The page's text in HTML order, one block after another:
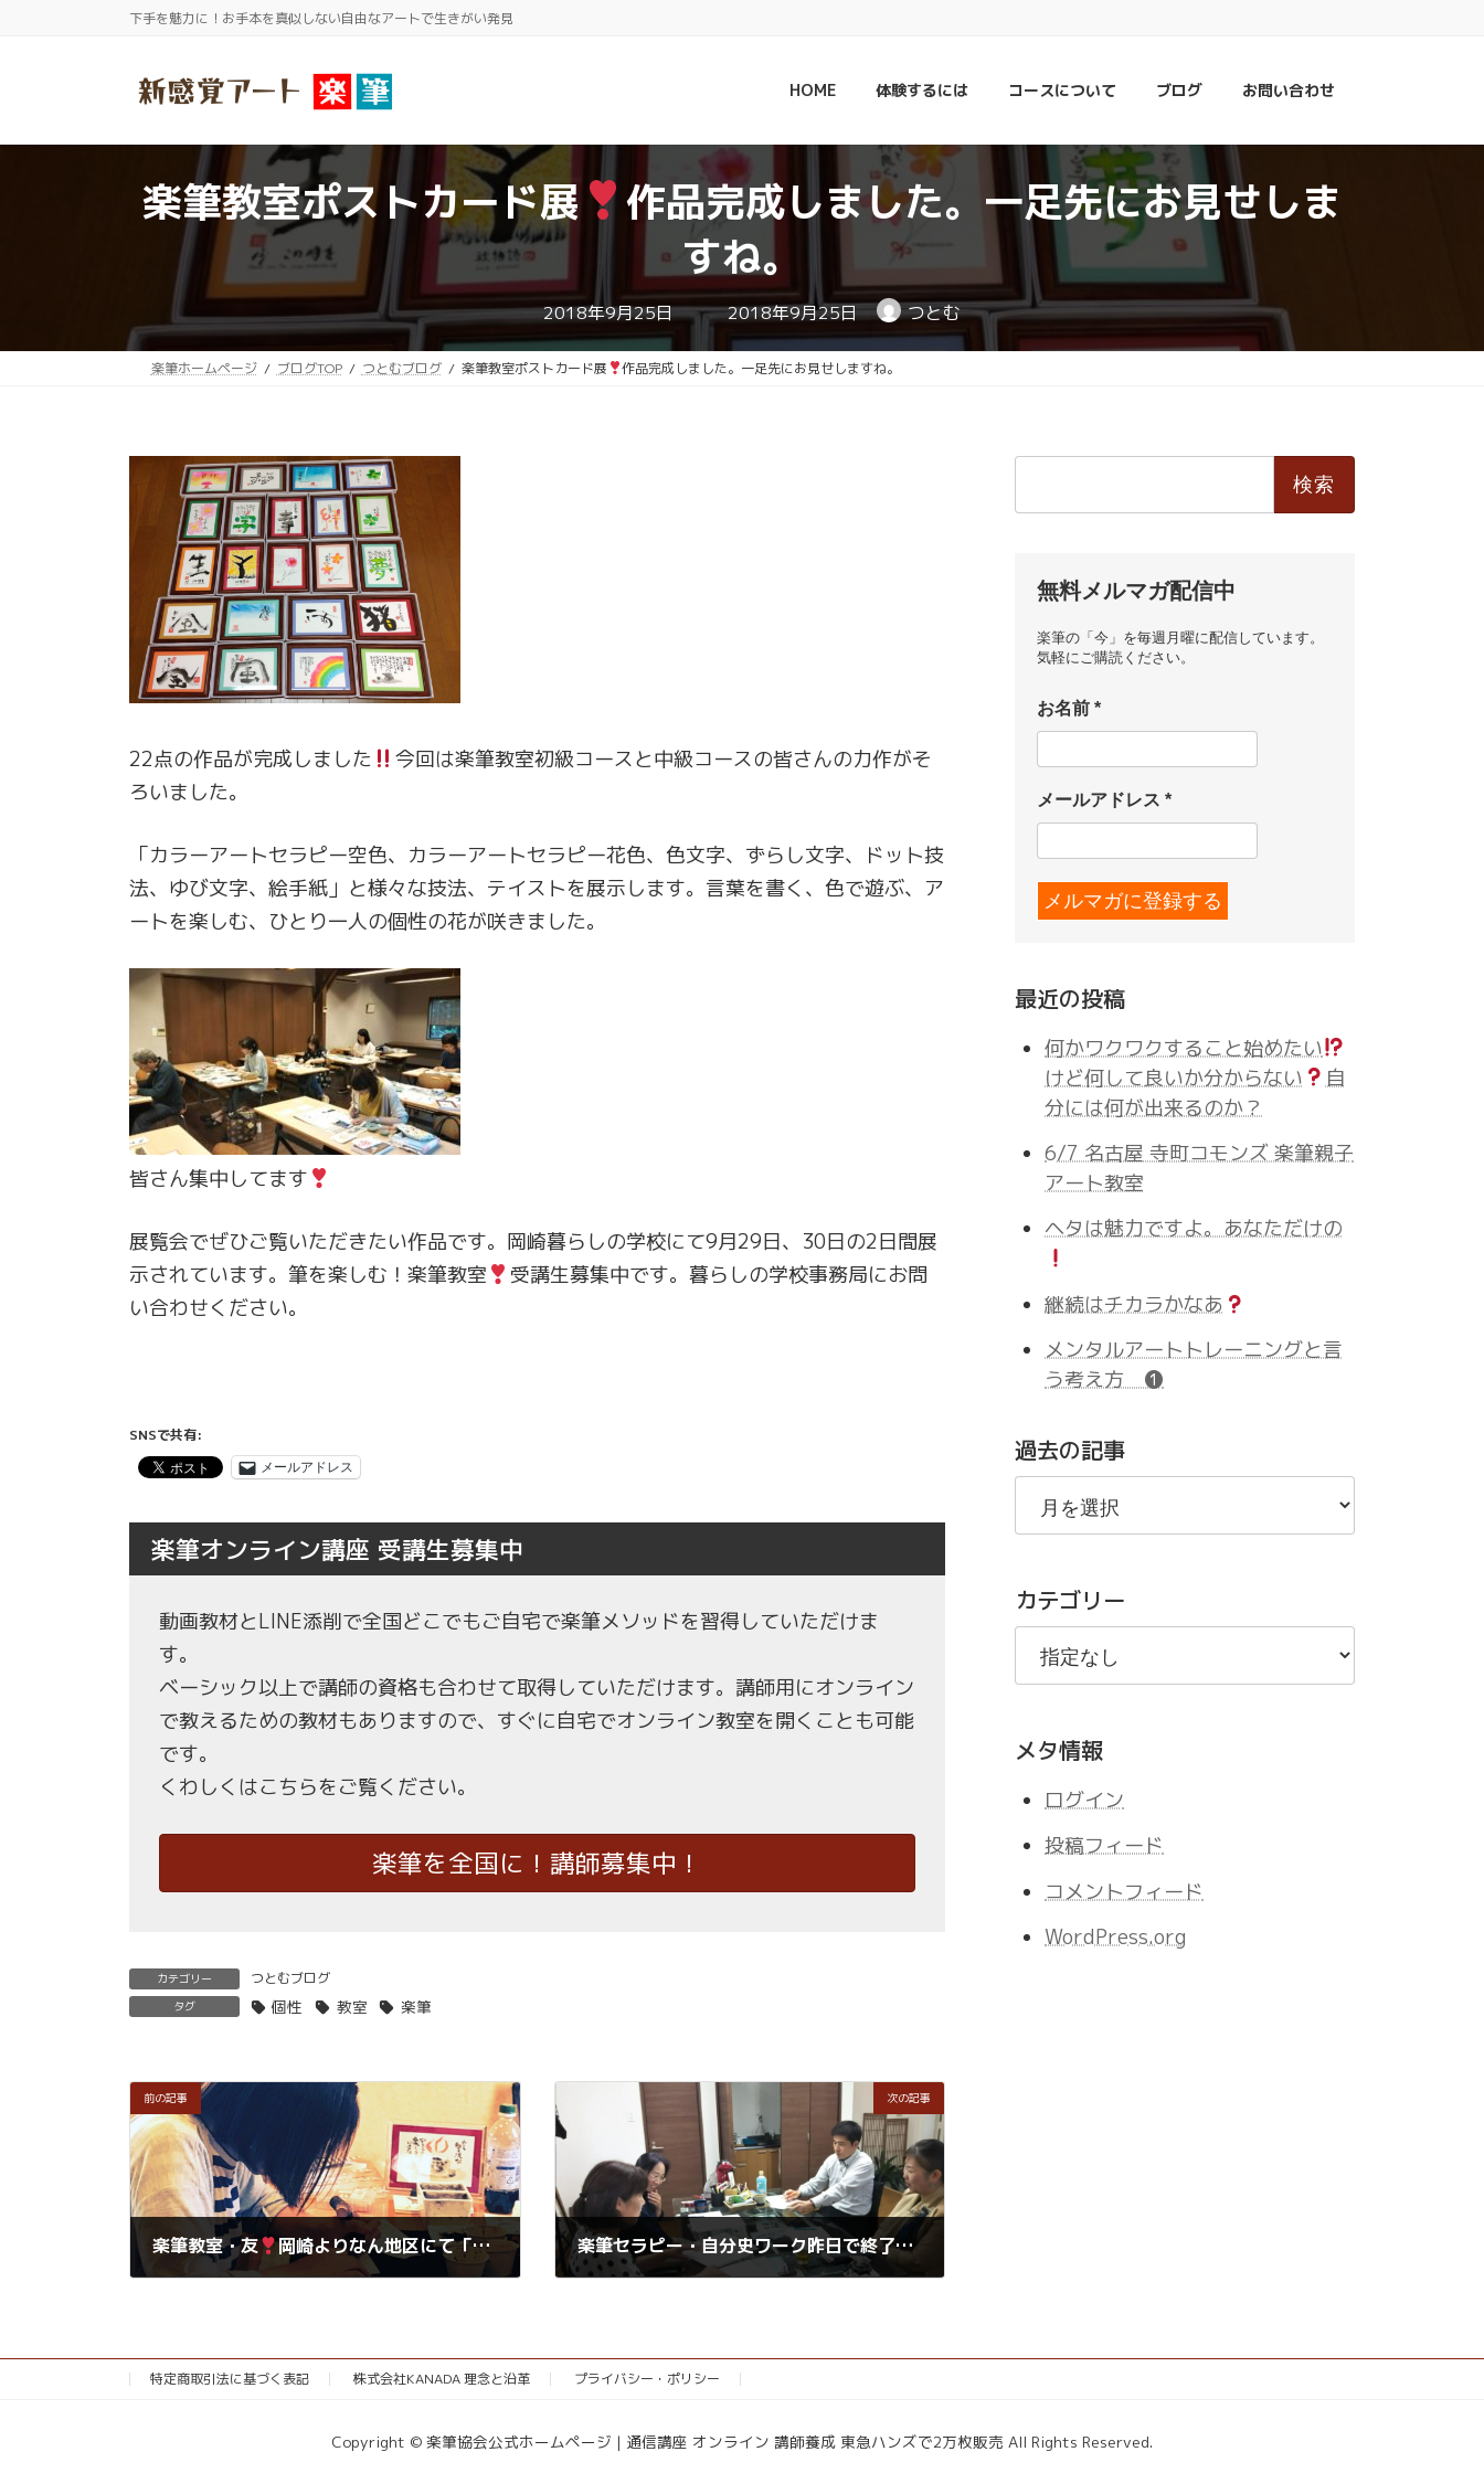
下手を魅力に！お手本を真似しない自由なアートで生きがい発見
HOME 体験するには コースについて ブログ お問い合わせ
楽筆教室ポストカード展
作品完成しました。一足先にお見せしま
すね。
2018年9月25日 最
終
更
新
日
2018年9月25日 つとむ
楽筆ホームページ ブログTOP つとむブログ 楽筆教室ポストカード展 作品完成しました。一足先にお見せしますね。
22点の作品が完成しました
今回は楽筆教室初級コースと中級コースの皆さんの力作がそ
ろいました。
「カラーアートセラピー空色、カラーアートセラピー花色、色文字、ずらし文字、ドット技
法、ゆび文字、絵手紙」と様々な技法、テイストを展示します。言葉を書く、色で遊ぶ、ア
ートを楽しむ、ひとり一人の個性の花が咲きました。
皆さん集中してます
展覧会でぜひご覧いただきたい作品です。岡崎暮らしの学校にて9月29日、30日の2日間展
示されています。筆を楽しむ！楽筆教室
受講生募集中です。暮らしの学校事務局にお問
い合わせください。
SNSで共有:
メールアドレス
楽筆オンライン講座 受講生募集中
動画教材とLINE添削で全国どこでもご自宅で楽筆メソッドを習得していただけま
す。
ベーシック以上で講師の資格も合わせて取得していただけます。講師用にオンライン
で教えるための教材もありますので、すぐに自宅でオンライン教室を開くことも可能
です。
くわしくはこちらをご覧ください。
楽筆を全国に！講師募集中！
カテゴリー つとむブログ
タグ 個性 教室 楽筆
前の記事
楽筆教室・友 岡崎よりなん地区にて「生きがいづくり講座」にて来年スタート
次の記事
楽筆セラピー・自分史ワーク昨日で終了しました
無料メルマガ配信中
楽筆の「今」を毎週月曜に配信しています。
気軽にご購読ください。
お名前*
メールアドレス*
最近の投稿
何かワクワクすること始めたい
けど何して良いか分からない
自
分には何が出来るのか？
6/7 名古屋 寺町コモンズ 楽筆親子
アート教室
ヘタは魅力ですよ。あなただけの
継続はチカラかなあ
メンタルアートトレーニングと言
う考え方 ❶
過去の記事
過
の
事
カテゴリー
メタ情報
ログイン
投稿フィード
コメントフィード
WordPress.org
特定商取引法に基づく表記 株式会社KANADA 理念と沿革 プライバシー・ポリシー
Copyright © 楽筆協会公式ホームページ | 通信講座 オンライン 講師養成 東急ハンズで2万枚販売 All Rights Reserved.